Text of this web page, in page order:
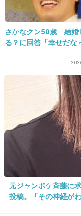
15. 匿名2014/05/31(土) 23:11:14
くぁーー！始ま
16. 匿名2014/05/31(土) 23:11:24
1週間長かった！
さかなクン50歳 結婚
る？に回答「幸せだな
元ジャンポケ斉藤に
投稿。「その神経が